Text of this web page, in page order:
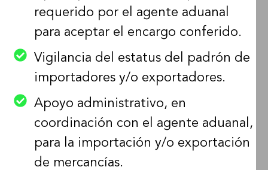
requerido por el agente aduanal
para aceptar el encargo conferido.
Vigilancia del estatus del padrón de
importadores y/o exportadores.
Apoyo administrativo, en
coordinación con el agente aduanal,
para la importación y/o exportación
de mercancías.